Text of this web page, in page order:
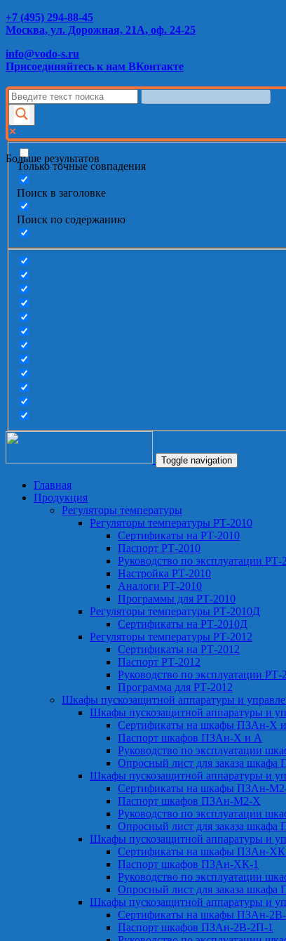
+7 (495) 294-88-45
Москва, ул. Дорожная, 21А, оф. 24-25
info@vodo-s.ru
Присоединяйтесь к нам ВКонтакте
Больше результатов
Только точные совпадения
Поиск в заголовке
Поиск по содержанию
Toggle navigation
Главная
Продукция
Регуляторы температуры
Регуляторы температуры РТ-2010
Сертификаты на РТ-2010
Паспорт РТ-2010
Руководство по эксплуатации РТ-
Настройка РТ-2010
Аналоги РТ-2010
Программы для РТ-2010
Регуляторы температуры РТ-2010Д
Сертификаты на РТ-2010Д
Регуляторы температуры РТ-2012
Сертификаты на РТ-2012
Паспорт РТ-2012
Руководство по эксплуатации РТ-
Программа для РТ-2012
Шкафы пускозащитной аппаратуры и
Шкафы пускозащитной аппаратуры и
Сертификаты на шкафы ПЗАн-Х
Паспорт шкафов ПЗАн-Х и А
Руководство по эксплуатации
Опросный лист для заказа
Шкафы пускозащитной аппаратуры и
Сертификаты на шкафы ПЗАн-
Паспорт шкафов ПЗАн-М2-Х
Руководство по эксплуатации
Опросный лист для заказа
Шкафы пускозащитной аппаратуры и
Сертификаты на шкафы ПЗАн-
Паспорт шкафов ПЗАн-ХК-1
Руководство по эксплуатации
Опросный лист для заказа
Шкафы пускозащитной аппаратуры и
Сертификаты на шкафы ПЗАн-
Паспорт шкафов ПЗАн-2В-2П-1